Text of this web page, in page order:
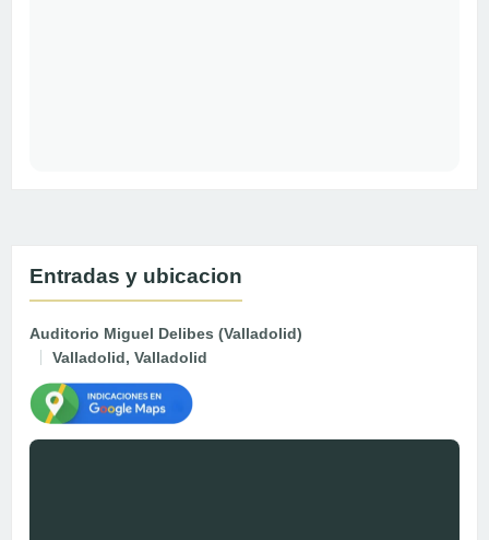
Entradas y ubicacion
Auditorio Miguel Delibes (Valladolid)
Valladolid, Valladolid